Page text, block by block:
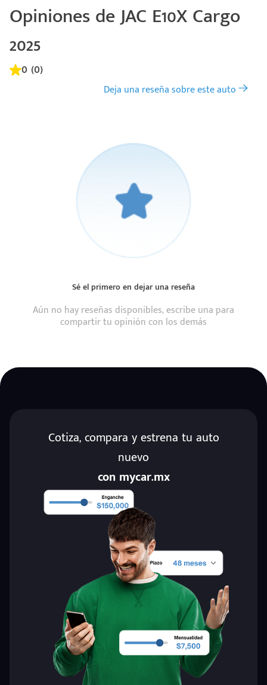
Opiniones de JAC E10X Cargo
2025
0 (0)
Deja una reseña sobre este auto
Sé el primero en dejar una reseña
Aún no hay reseñas disponibles, escribe una para
compartir tu opinión con los demás
Cotiza, compara y estrena tu auto
nuevo
con mycar.mx